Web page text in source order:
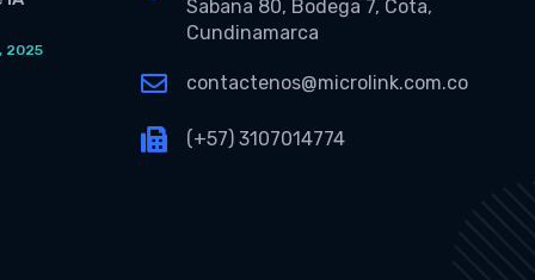
2025
Sabana 80, Bodega 7, Cota,
Cundinamarca
contactenos@microlink.com.co
(+57) 3107014774